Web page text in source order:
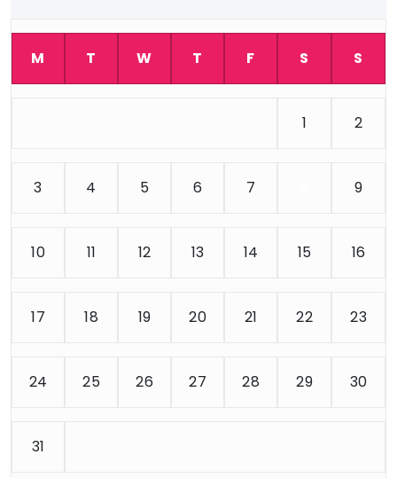
M T W T F S S
1 2
3 4 5 6 7 9
10 11 12 13 14 15 16
17 18 19 20 21 22 23
24 25 26 27 28 29 30
31